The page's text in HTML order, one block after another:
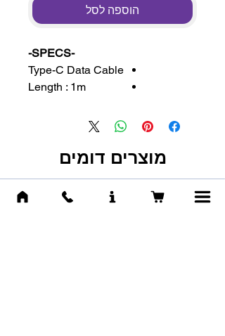
הוספה לסל
-SPECS-
Type-C Data Cable
Length : 1m
מוצרים דומים